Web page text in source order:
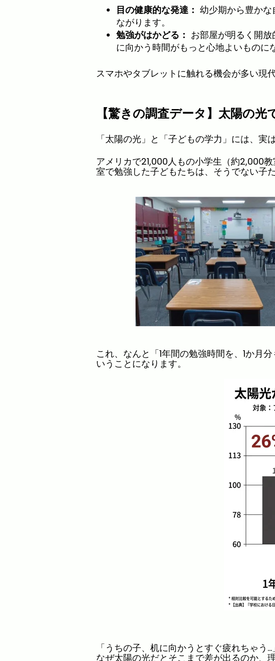
目の健康的な発達： 幼少期から豊か
ながります。
勉強がはかどる： お部屋が明るく開
に向かう時間がもっと心地よいものに
スマホやタブレットに触れる機会が多い現
【驚きの調査データ】太陽の光
「太陽の光」と「子どもの学力」には、実
アメリカで21,000人もの小学生（約2,000
室で勉強した子どもたちは、そうでない子
これ、なんと「1年間の勉強時間を、1か月
いうことになります。
「うちの子、机に向かうとすぐ疲れちゃう
なぜ太陽の光だとそこまで差が出るのか、